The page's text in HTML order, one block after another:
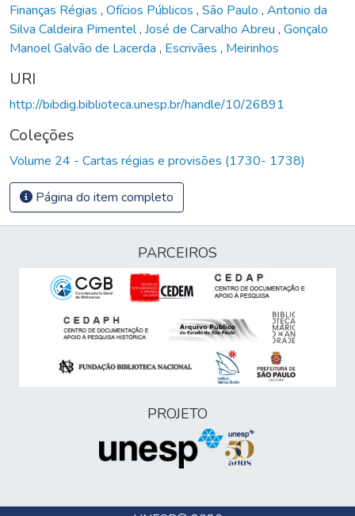
Finanças Régias , Ofícios Públicos , São Paulo , Antonio da
Silva Caldeira Pimentel, José de Carvalho Abreu , Gonçalo
Manoel Galvão de Lacerda , Escrivães , Meirinhos
URI
http://bibdig.biblioteca.unesp.br/handle/10/26891
Coleções
Volume 24 - Cartas régias e provisões (1730- 1738)
Página do item completo
PARCEIROS
PROJETO